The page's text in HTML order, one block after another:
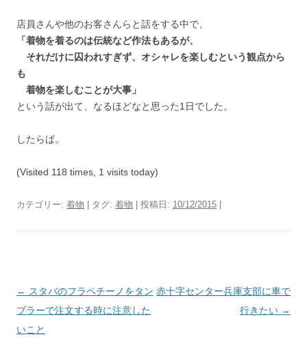
店員さんや他のお客さんらと話をする中で、
「着物を着るのは伝統など作法もあるが、
それだけに囚われすぎず、オシャレを楽しむという観点から
も
着物を楽しむことが大事」
という話が出て、なるほどなと思った1日でした。
したらば。
(Visited 118 times, 1 visits today)
カテゴリー: 着物 | タグ: 着物 | 投稿日: 10/12/2015
投
稿
ナ
← スタバのフラペチーノをタン
ブラーで注文する時に注意した
いこと
赤十字センター兵庫支部に車で
行きたい →